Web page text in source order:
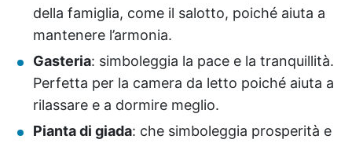
della famiglia, come il salotto, poiché aiuta a
mantenere l’armonia.
Gasteria: simboleggia la pace e la tranquillità.
Perfetta per la camera da letto poiché aiuta a
rilassare e a dormire meglio.
Pianta di giada: che simboleggia prosperità e